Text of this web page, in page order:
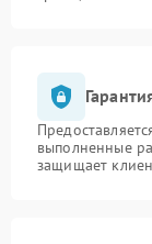
выполненные
защищает